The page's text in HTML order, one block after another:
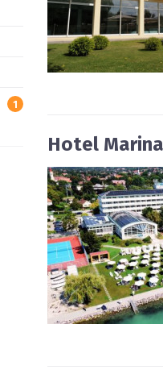
1
Hotel